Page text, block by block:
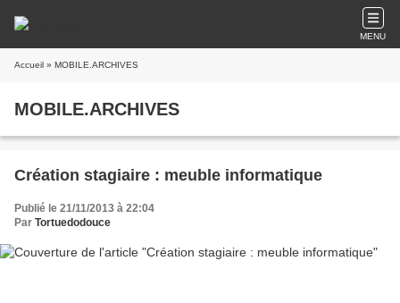
MENU
Accueil » MOBILE.ARCHIVES
MOBILE.ARCHIVES
Création stagiaire : meuble informatique
Publié le 21/11/2013 à 22:04
Par Tortuedodouce